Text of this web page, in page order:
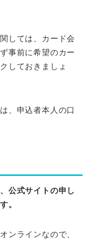
しては、カード会
事前に希望のカー
しておきましょ
、申込者本人の口
公式サイトの申し
。
ンラインなので、